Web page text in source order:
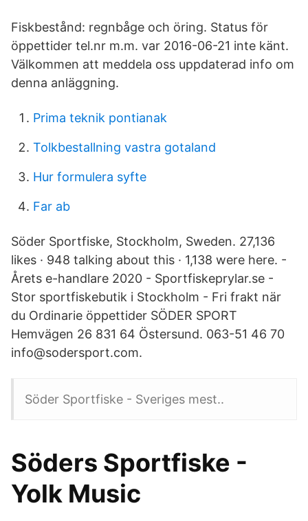
Fiskbestånd: regnbåge och öring. Status för
öppettider tel.nr m.m. var 2016-06-21 inte känt.
Välkommen att meddela oss uppdaterad info om
denna anläggning.
Prima teknik pontianak
Tolkbestallning vastra gotaland
Hur formulera syfte
Far ab
Söder Sportfiske, Stockholm, Sweden. 27,136
likes · 948 talking about this · 1,138 were here. -
Årets e-handlare 2020 - Sportfiskeprylar.se -
Stor sportfiskebutik i Stockholm - Fri frakt när
du Ordinarie öppettider SÖDER SPORT
Hemvägen 26 831 64 Östersund. 063-51 46 70
info@sodersport.com.
Söder Sportfiske - Sveriges mest..
Söders Sportfiske -
Yolk Music